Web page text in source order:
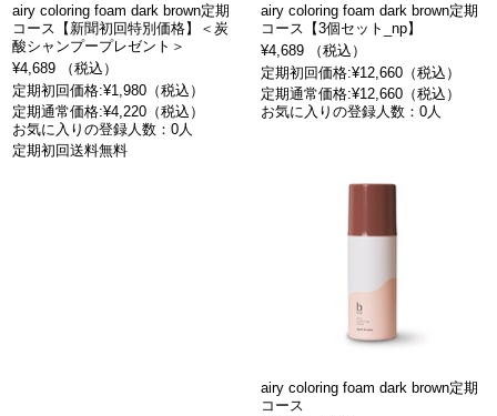
airy coloring foam dark brown定期
コース【新聞初回特別価格】＜炭
酸シャンプープレゼント＞
¥4,689 （税込）
定期初回価格:¥1,980（税込）
定期通常価格:¥4,220（税込）
お気に入りの登録人数：0人
定期初回送料無料
airy coloring foam dark brown定期
コース【3個セット_np】
¥4,689 （税込）
定期初回価格:¥12,660（税込）
定期通常価格:¥12,660（税込）
お気に入りの登録人数：0人
airy coloring foam dark brown定期
コース